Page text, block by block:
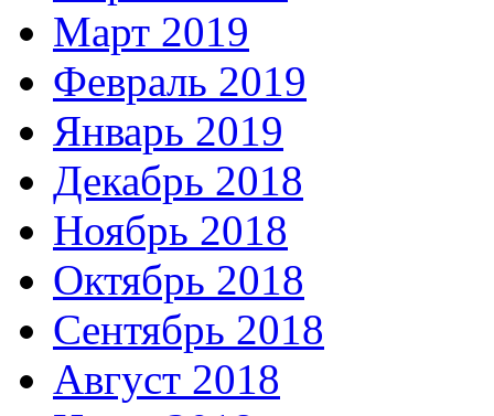
Март 2019
Февраль 2019
Январь 2019
Декабрь 2018
Ноябрь 2018
Октябрь 2018
Сентябрь 2018
Август 2018